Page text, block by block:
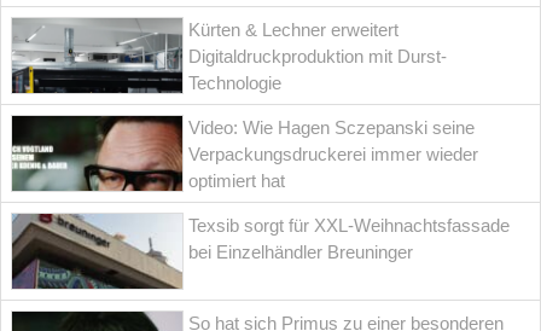
Kürten & Lechner erweitert
Digitaldruckproduktion mit Durst-
Technologie
Video: Wie Hagen Sczepanski seine
Verpackungsdruckerei immer wieder
optimiert hat
Texsib sorgt für XXL-Weihnachtsfassade
bei Einzelhändler Breuninger
So hat sich Primus zu einer besonderen